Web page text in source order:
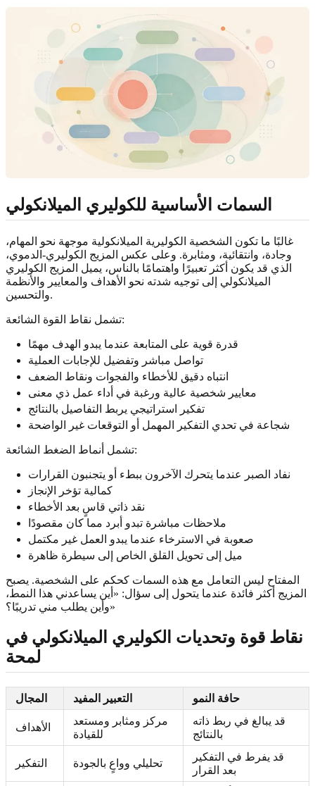
السمات الأساسية للكوليري الميلانكولي
غالبًا ما تكون الشخصية الكوليرية الميلانكولية موجهة نحو المهام،
وجادة، وانتقائية، ومثابرة. وعلى عكس المزيج الكوليري-الدموي،
الذي قد يكون أكثر تعبيرًا واهتمامًا بالناس، يميل المزيج الكوليري
الميلانكولي إلى توجيه شدته نحو الأهداف والمعايير والأنظمة
والتحسين.
تشمل نقاط القوة الشائعة:
قدرة قوية على المتابعة عندما يبدو الهدف مهمًا
تواصل مباشر وتفضيل للإجابات العملية
انتباه دقيق للأخطاء والفجوات ونقاط الضعف
معايير شخصية عالية ورغبة في أداء عمل ذي معنى
تفكير استراتيجي يربط التفاصيل بالنتائج
شجاعة في تحدي التفكير المهمل أو التوقعات غير الواضحة
تشمل أنماط الضغط الشائعة:
نفاد الصبر عندما يتحرك الآخرون ببطء أو يتجنبون القرارات
كمالية تؤخر الإنجاز
نقد ذاتي قاسٍ بعد الأخطاء
ملاحظات مباشرة تبدو أبرد مما كان مقصودًا
صعوبة في الاسترخاء عندما يبدو العمل غير مكتمل
ميل إلى تحويل القلق الخاص إلى سيطرة ظاهرة
المفتاح ليس التعامل مع هذه السمات كحكم على الشخصية. يصبح
المزيج أكثر فائدة عندما يتحول إلى سؤال: «أين يساعدني هذا النمط،
وأين يطلب مني تدريبًا؟»
نقاط قوة وتحديات الكوليري الميلانكولي في
لمحة
المجال التعبير المفيد حافة النمو
الأهداف
مركز ومثابر ومستعد
للقيادة
قد يبالغ في ربط ذاته
بالنتائج
التفكير تحليلي وواعٍ بالجودة
قد يفرط في التفكير
بعد القرار